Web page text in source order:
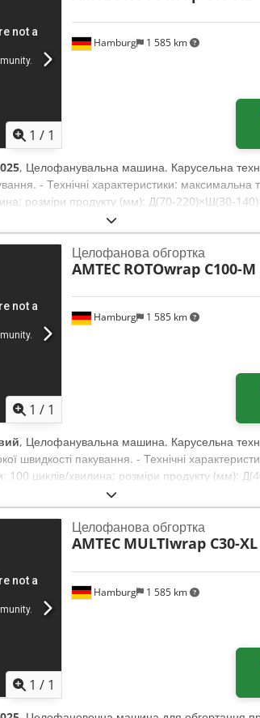
1 / 1
Hamburg 1 585 km
, Целофанувальна машина. Карусельна
- Технічні характеристики: максимальна
розміри продукту (мм): Д(70-220)×Ш(30-
1 / 1
Hamburg 1 585 km
Целофанова обгортка
AMTEC ROTOwrap C100-M
, Целофанувальна машина. Карусельна
швидкості пакування. - Технічні
100 циклів/хвилина; розміри продукту (мм):
потрібне; розміри машини (мм):
комплект у комплекті, диспенсер відривної
що наші ціни на нову техніку часто нижчі
своє пакувальне завдання. - Зі складу
виготовляються під замовлення, діють дуже
поставляється з повною гарантією.
1 / 1
Hamburg 1 585 km
Целофанова обгортка
AMTEC MULTIwrap C30-XL